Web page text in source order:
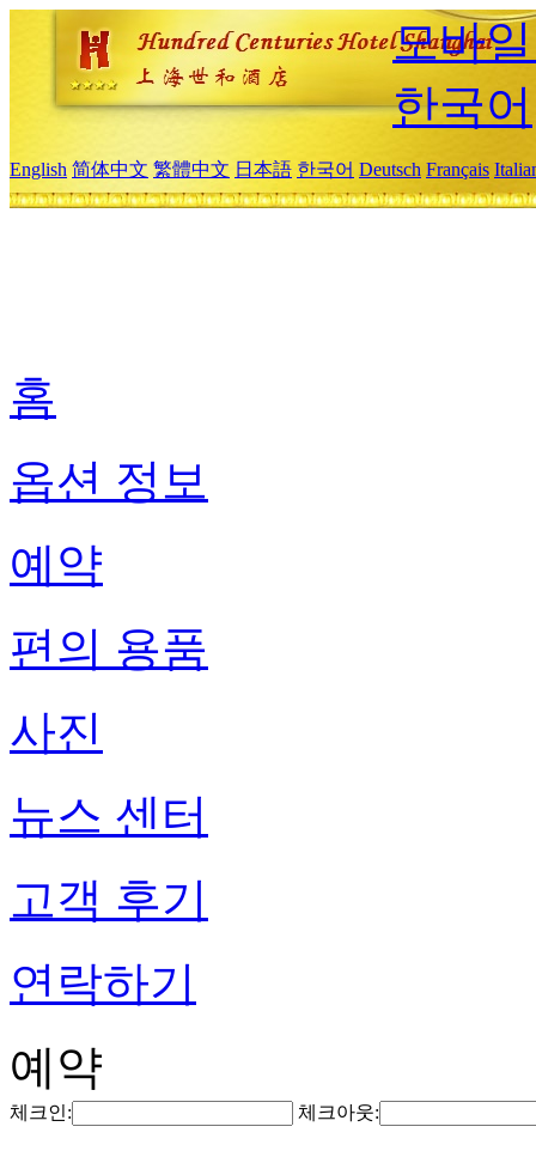
모바
한국어
English 简体中文 繁體中文 日本語 한국어 Deutsch Français
홈
옵션 정보
예약
편의 용품
사진
뉴스 센터
고객 후기
연락하기
예약
체크인: 체크아웃: